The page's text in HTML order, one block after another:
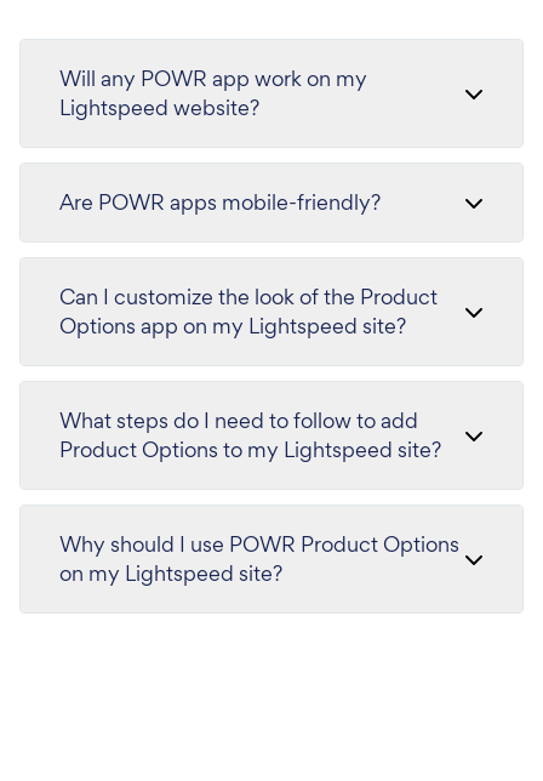
Will any POWR app work on my
Lightspeed website?
Are POWR apps mobile-friendly?
Can I customize the look of the Product
Options app on my Lightspeed site?
What steps do I need to follow to add
Product Options to my Lightspeed site?
Why should I use POWR Product Options
on my Lightspeed site?